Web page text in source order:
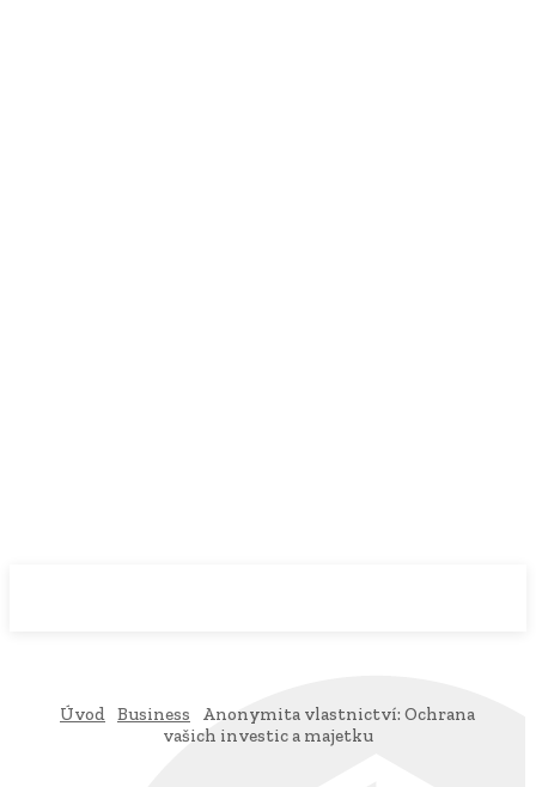
Úvod Business
Anonymita vlastnictví: Ochrana
vašich investic a majetku